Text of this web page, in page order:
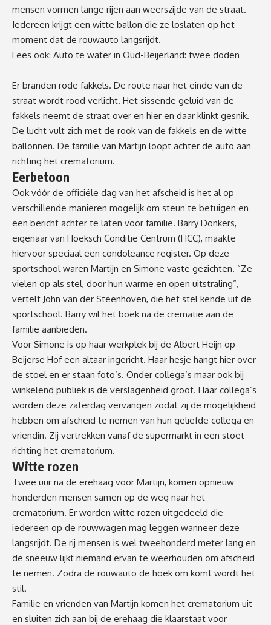
mensen vormen lange rijen aan weerszijde van de straat.
Iedereen krijgt een witte ballon die ze loslaten op het
moment dat de rouwauto langsrijdt.
Lees ook: Auto te water in Oud-Beijerland: twee doden
Er branden rode fakkels. De route naar het einde van de
straat wordt rood verlicht. Het sissende geluid van de
fakkels neemt de straat over en hier en daar klinkt gesnik.
De lucht vult zich met de rook van de fakkels en de witte
ballonnen. De familie van Martijn loopt achter de auto aan
richting het crematorium.
Eerbetoon
Ook vóór de officiële dag van het afscheid is het al op
verschillende manieren mogelijk om steun te betuigen en
een bericht achter te laten voor familie. Barry Donkers,
eigenaar van Hoeksch Conditie Centrum (HCC), maakte
hiervoor speciaal een condoleance register. Op deze
sportschool waren Martijn en Simone vaste gezichten. “Ze
vielen op als stel, door hun warme en open uitstraling”,
vertelt John van der Steenhoven, die het stel kende uit de
sportschool. Barry wil het boek na de crematie aan de
familie aanbieden.
Voor Simone is op haar werkplek bij de Albert Heijn op
Beijerse Hof een altaar ingericht. Haar hesje hangt hier over
de stoel en er staan foto’s. Onder collega’s maar ook bij
winkelend publiek is de verslagenheid groot. Haar collega’s
worden deze zaterdag vervangen zodat zij de mogelijkheid
hebben om afscheid te nemen van hun geliefde collega en
vriendin. Zij vertrekken vanaf de supermarkt in een stoet
richting het crematorium.
Witte rozen
Twee uur na de erehaag voor Martijn, komen opnieuw
honderden mensen samen op de weg naar het
crematorium. Er worden witte rozen uitgedeeld die
iedereen op de rouwwagen mag leggen wanneer deze
langsrijdt. De rij mensen is wel tweehonderd meter lang en
de sneeuw lijkt niemand ervan te weerhouden om afscheid
te nemen. Zodra de rouwauto de hoek om komt wordt het
stil.
Familie en vrienden van Martijn komen het crematorium uit
en sluiten zich aan bij de erehaag die klaarstaat voor